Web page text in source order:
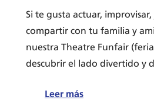
Si te gusta actuar,
compartir con tu familia y
nuestra Theatre Funfair
descubrir el lado divertido y
Leer más: